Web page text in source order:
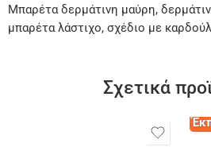
Μπαρέτα δερμάτινη μαύρη,
μπαρέτα λάστιχο, σχέδιο με
Σχετικά